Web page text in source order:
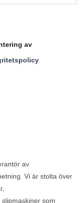
av
av
Vi är stolta över
som